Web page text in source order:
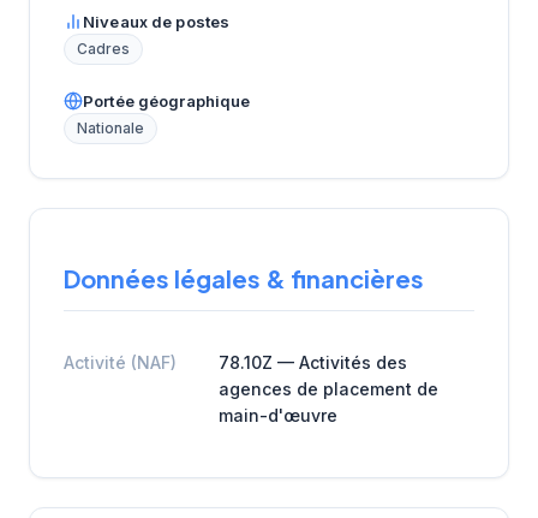
Niveaux de postes
Cadres
Portée géographique
Nationale
Données légales & financières
Activité (NAF)
78.10Z — Activités des
agences de placement de
main-d'œuvre